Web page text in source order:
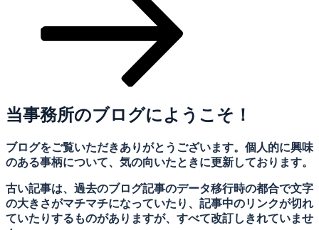
当事務所のブログにようこそ！
ブログをご覧いただきありがとうございます。個人的に興味
のある事柄について、気の向いたときに更新しております。
古い記事は、過去のブログ記事のデータ移行時の都合で文字
の大きさがマチマチになっていたり、記事中のリンクが切れ
ていたりするものがありますが、すべて改訂しきれていませ